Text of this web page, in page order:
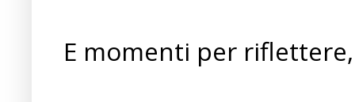
E momenti per